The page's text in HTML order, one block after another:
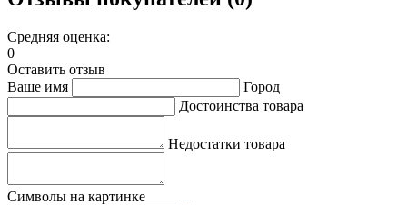
Средняя оценка:
0
Оставить отзыв
Ваше имя
Город
Достоинства товара
Недостатки товара
Символы на картинке